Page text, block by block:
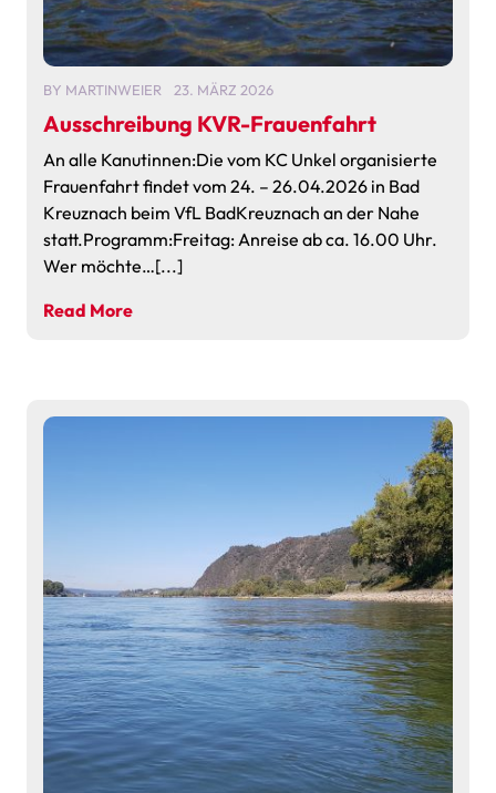
BY MARTINWEIER 23. MÄRZ 2026
Ausschreibung KVR-Frauenfahrt
An alle Kanutinnen:Die vom KC Unkel organisierte
Frauenfahrt findet vom 24. – 26.04.2026 in Bad
Kreuznach beim VfL BadKreuznach an der Nahe
statt.Programm:Freitag: Anreise ab ca. 16.00 Uhr.
Wer möchte…[...]
Read More